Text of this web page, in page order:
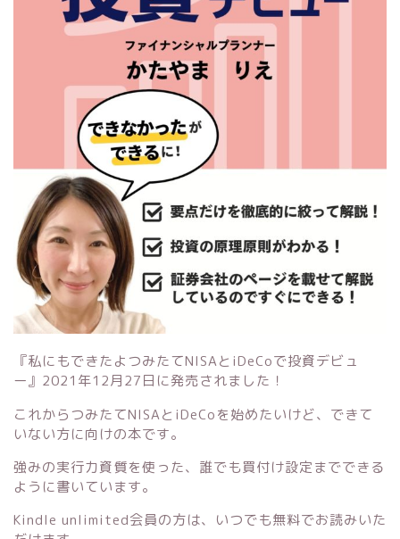
『私にもできたよつみたてNISAとiDeCoで投資デビュ
ー』 2021年12月27日に発売されました！
これからつみたてNISAとiDeCoを始めたいけど、できて
いない方に向けの本です。
強みの実行力資質を使った、誰でも買付け設定までできる
ように書いています。
Kindle unlimited会員の方は、いつでも無料でお読みいた